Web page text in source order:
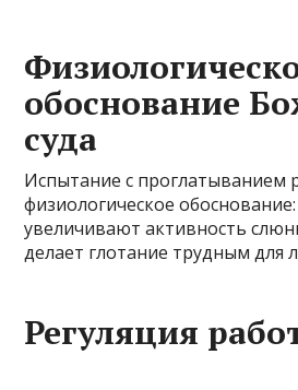
обоснование
суда
Испытание с проглатыванием
физиологическое обоснование:
увеличивают активность
делает глотание трудным для
Регуляция